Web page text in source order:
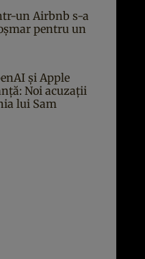
un Airbnb s-a
pentru un
și Apple
Noi acuzații
lui Sam